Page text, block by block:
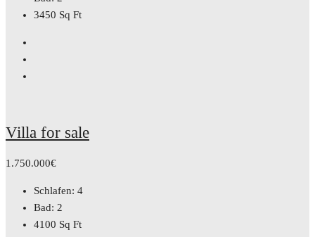
3450 Sq Ft
Villa for sale
1.750.000€
Schlafen: 4
Bad: 2
4100 Sq Ft